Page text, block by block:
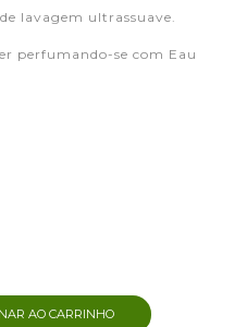
lavagem ultrassuave.
perfumando-se com Eau
AO CARRINHO